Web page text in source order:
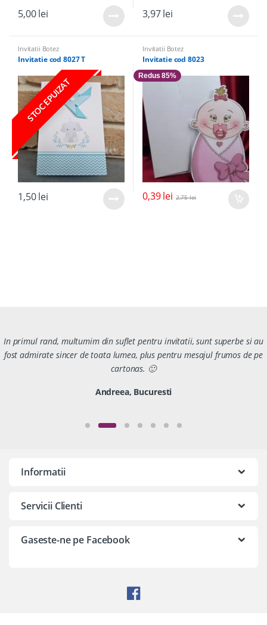
5,00lei 3,97lei
Invitatii Botez
Invitatie cod 8027 T
STOC EPUIZAT
1,50lei
Invitatii Botez
Invitatie cod 8023
Redus 85%
0,39lei 2,75lei
In primul rand, multumim din suflet pentru invitatii, sunt superbe si au
fost admirate sincer de toata lumea, plus pentru mesajul frumos de pe
cartonas. 🙂
Andreea, Bucuresti
Informatii
Servicii Clienti
Gaseste-ne pe Facebook